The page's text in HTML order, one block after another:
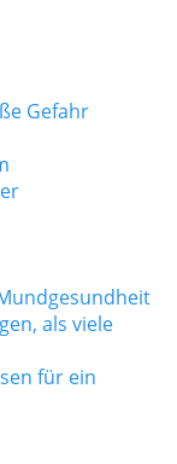
Gefahr
als viele